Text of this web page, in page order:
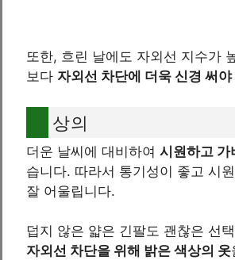
또한, 흐린 날에도 자외선 지수가
보다 자외선 차단에 더욱 신경 써
상의
더운 날씨에 대비하여 시원하고 가
습니다. 따라서 통기성이 좋고 시
잘 어울립니다.
덥지 않은 얇은 긴팔도 괜찮은 선
자외선 차단을 위해 밝은 색상의 옷